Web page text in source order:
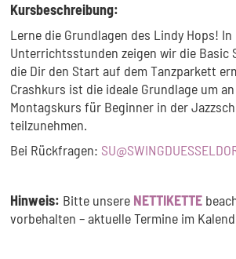
Kursbeschreibung:
Lerne die Grundlagen des Lindy Hops! In
Unterrichtsstunden zeigen wir die Basic
die Dir den Start auf dem Tanzparkett
Crashkurs ist die ideale Grundlage um
Montagskurs für Beginner in der
teilzunehmen.
Bei Rückfragen:
Hinweis: Bitte unsere NETTIKETTE
vorbehalten – aktuelle Termine im